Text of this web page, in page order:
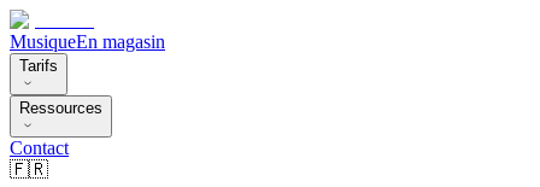
MusiqueEn magasin
Tarifs
Ressources
Contact
🇫🇷